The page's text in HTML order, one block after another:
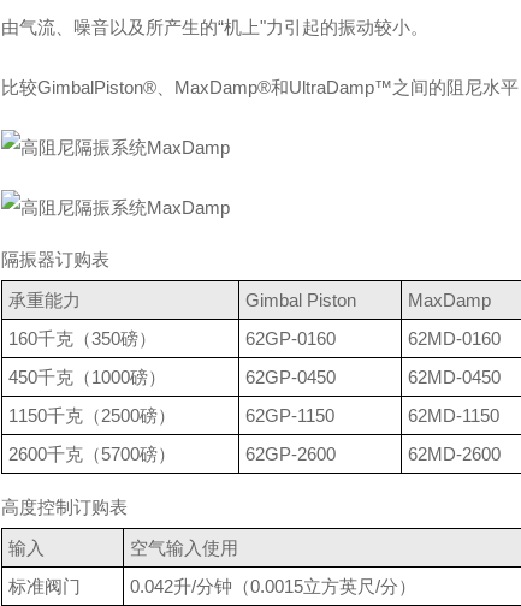
由气流、噪音以及所产生的“机上"力引起的振动较小。
比较GimbalPiston®、MaxDamp®和UltraDamp™之间的阻尼水平
隔振器订购表
承重能力
Gimbal Piston MaxDamp
160千克（350磅）
62GP-0160 62MD-0160
450千克（1000磅）
62GP-0450 62MD-0450
1150千克（2500磅）
62GP-1150 62MD-1150
2600千克（5700磅）
62GP-2600 62MD-2600
高度控制订购表
输入
空气输入使用
标准阀门
0.042升/分钟（0.0015立方英尺/分）